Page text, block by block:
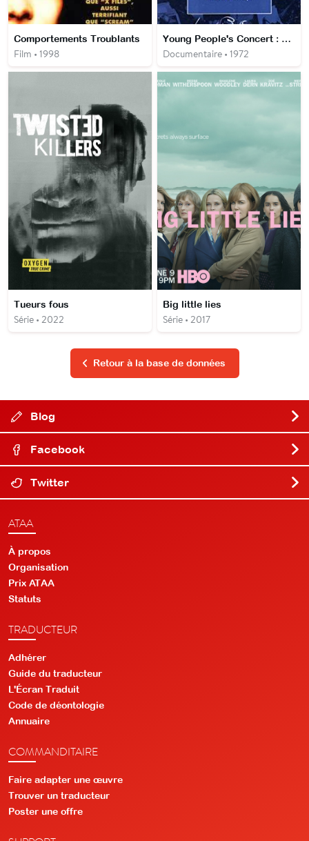
Comportements Troublants
Film • 1998
Young People's Concert : Le son d'un orchestre
Documentaire • 1972
Tueurs fous
Série • 2022
Big little lies
Série • 2017
Retour à la base de données
Blog
Facebook
Twitter
ATAA
À propos
Organisation
Prix ATAA
Statuts
TRADUCTEUR
Adhérer
Guide du traducteur
L'Écran Traduit
Code de déontologie
Annuaire
COMMANDITAIRE
Faire adapter une œuvre
Trouver un traducteur
Poster une offre